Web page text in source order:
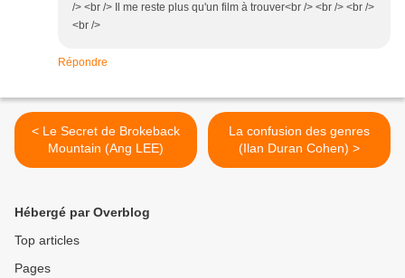
/> <br /> Il me reste plus qu'un film à trouver<br /> <br /> <br />
<br />
Répondre
< Le Secret de Brokeback
Mountain (Ang LEE)
La confusion des genres
(Ilan Duran Cohen) >
Hébergé par Overblog
Top articles
Pages